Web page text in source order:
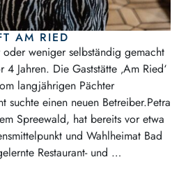
AM RIED
weniger selbständig gemacht
Jahren. Die Gaststätte ‚Am Ried‘
langjährigen Pächter
suchte einen neuen Betreiber.Petra
Spreewald, hat bereits vor etwa
und Wahlheimat Bad
Restaurant- und …